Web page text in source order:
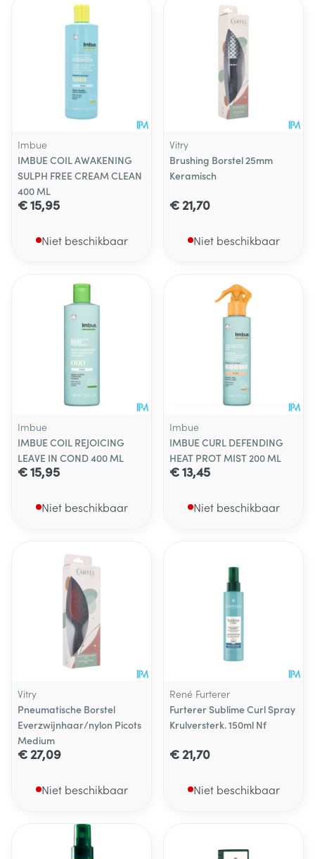
Imbue
IMBUE COIL AWAKENING
SULPH FREE CREAM CLEAN
400 ML
€ 15,95
Niet beschikbaar
Vitry
Brushing Borstel 25mm
Keramisch
€ 21,70
Niet beschikbaar
Imbue
IMBUE COIL REJOICING
LEAVE IN COND 400 ML
€ 15,95
Niet beschikbaar
Imbue
IMBUE CURL DEFENDING
HEAT PROT MIST 200 ML
€ 13,45
Niet beschikbaar
Vitry
Pneumatische Borstel
Everzwijnhaar/nylon Picots
Medium
€ 27,09
Niet beschikbaar
René Furterer
Furterer Sublime Curl Spray
Krulversterk. 150ml Nf
€ 21,70
Niet beschikbaar